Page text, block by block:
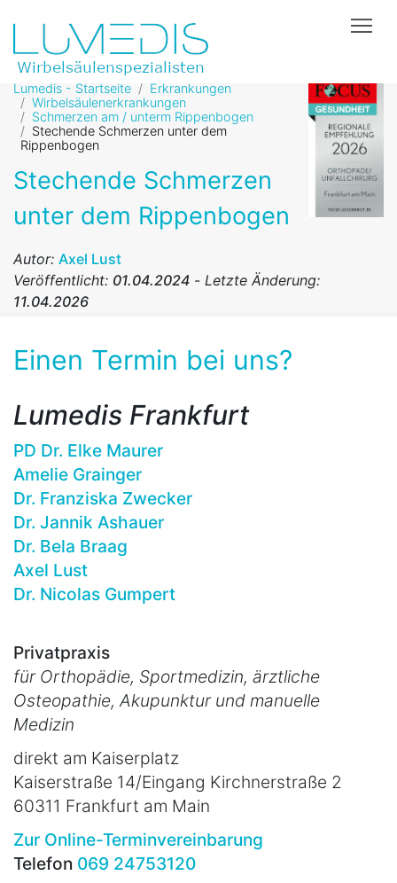
Lumedis - Startseite
Erkrankungen
Wirbelsäulenerkrankungen
Schmerzen am / unterm Rippenbogen
Stechende Schmerzen unter dem
Rippenbogen
Stechende Schmerzen
unter dem Rippenbogen
Autor: Axel Lust
Veröffentlicht: 01.04.2024 - Letzte Änderung:
11.04.2026
Einen Termin bei uns?
Lumedis Frankfurt
PD Dr. Elke Maurer
Amelie Grainger
Dr. Franziska Zwecker
Dr. Jannik Ashauer
Dr. Bela Braag
Axel Lust
Dr. Nicolas Gumpert
Privatpraxis
für Orthopädie, Sportmedizin, ärztliche
Osteopathie, Akupunktur und manuelle
Medizin
direkt am Kaiserplatz
Kaiserstraße 14/Eingang Kirchnerstraße 2
60311 Frankfurt am Main
Zur Online-Terminvereinbarung
Telefon 069 24753120